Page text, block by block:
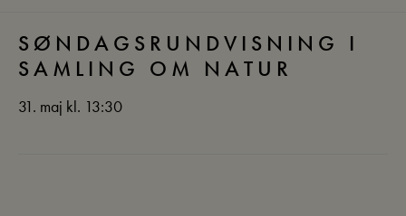
SØNDAGSRUNDVISNING I
SAMLING OM NATUR
31. maj kl. 13:30